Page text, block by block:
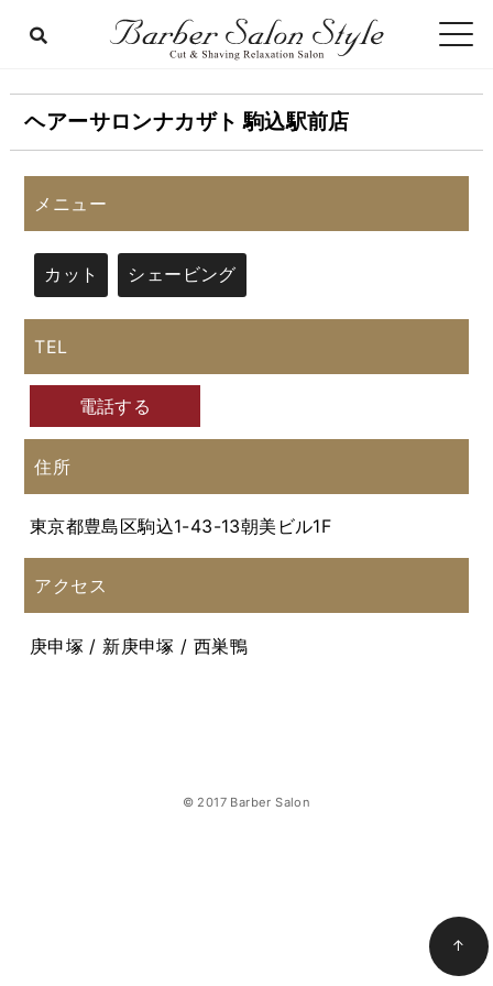
ヘアーサロンナカザト 駒込駅前店
メニュー
カット シェービング
TEL
電話する
住所
東京都豊島区駒込1-43-13朝美ビル1F
アクセス
庚申塚 / 新庚申塚 / 西巣鴨
© 2017 Barber Salon
↑